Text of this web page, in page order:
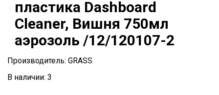
пластика Dashboard
Cleaner, Вишня 750мл
аэрозоль /12/120107-2
Производитель: GRASS
В наличии: 3